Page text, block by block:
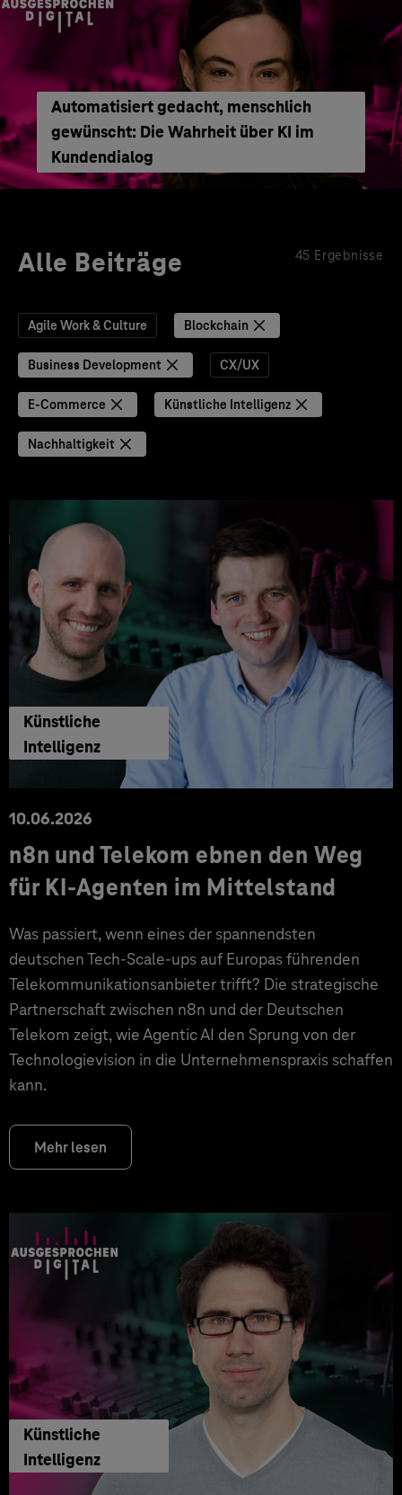
Automatisiert gedacht, menschlich
gewünscht: Die Wahrheit über KI im
Kundendialog
Alle Beiträge 45 Ergebnisse
Agile Work & Culture Blockchain
Business Development CX/UX
E-Commerce Künstliche Intelligenz
Nachhaltigkeit
Künstliche
Intelligenz
10.06.2026
n8n und Telekom ebnen den Weg
für KI-Agenten im Mittelstand
Was passiert, wenn eines der spannendsten
deutschen Tech-Scale-ups auf Europas führenden
Telekommunikationsanbieter trifft? Die strategische
Partnerschaft zwischen n8n und der Deutschen
Telekom zeigt, wie Agentic AI den Sprung von der
Technologievision in die Unternehmenspraxis schaffen
kann.
Mehr lesen
Künstliche
Intelligenz